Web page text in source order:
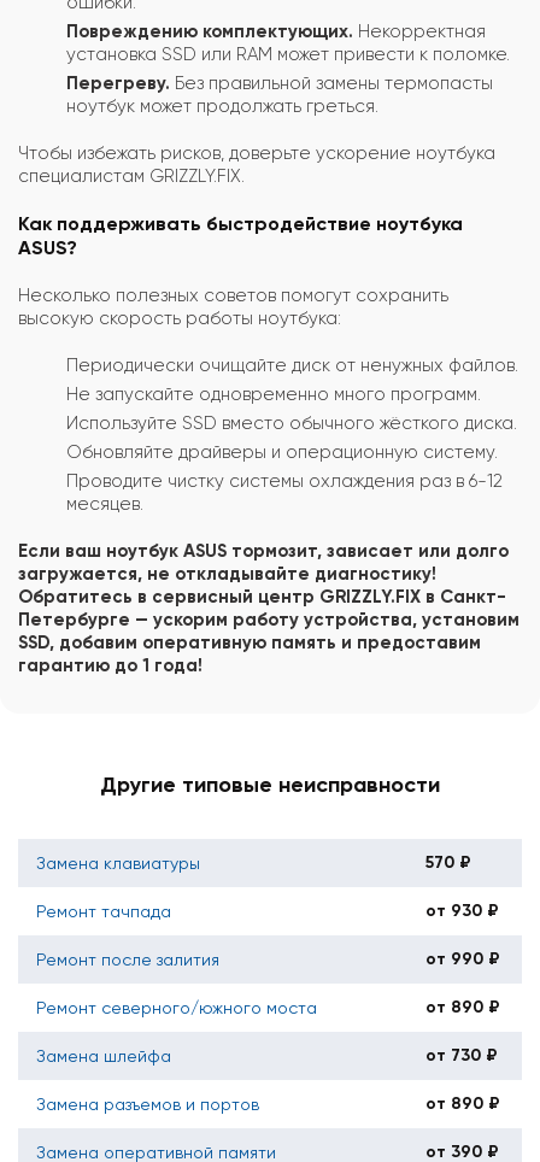
Повреждению комплектующих. Некорректная
установка SSD или RAM может привести к поломке.
Перегреву. Без правильной замены термопасты
ноутбук может продолжать греться.
Чтобы избежать рисков, доверьте ускорение ноутбука
специалистам GRIZZLY.FIX.
Как поддерживать быстродействие ноутбука
ASUS?
Несколько полезных советов помогут сохранить
высокую скорость работы ноутбука:
Периодически очищайте диск от ненужных файлов.
Не запускайте одновременно много программ.
Используйте SSD вместо обычного жёсткого диска.
Обновляйте драйверы и операционную систему.
Проводите чистку системы охлаждения раз в 6-12
месяцев.
Если ваш ноутбук ASUS тормозит, зависает или долго
загружается, не откладывайте диагностику!
Обратитесь в сервисный центр GRIZZLY.FIX в Санкт-
Петербурге — ускорим работу устройства, установим
SSD, добавим оперативную память и предоставим
гарантию до 1 года!
Другие типовые неисправности
Замена клавиатуры 570 ₽
Ремонт тачпада от 930 ₽
Ремонт после залития от 990 ₽
Ремонт северного/южного моста от 890 ₽
Замена шлейфа от 730 ₽
Замена разъемов и портов от 890 ₽
Замена оперативной памяти от 390 ₽